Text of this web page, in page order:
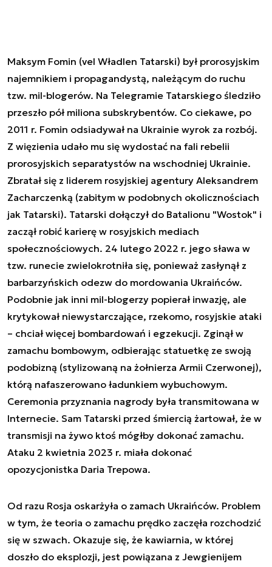
Maksym Fomin (vel Władlen Tatarski) był prorosyjskim
najemnikiem i propagandystą, należącym do ruchu
tzw. mil-blogerów. Na Telegramie Tatarskiego śledziło
przeszło pół miliona subskrybentów. Co ciekawe, po
2011 r. Fomin odsiadywał na Ukrainie wyrok za rozbój.
Z więzienia udało mu się wydostać na fali rebelii
prorosyjskich separatystów na wschodniej Ukrainie.
Zbratał się z liderem rosyjskiej agentury Aleksandrem
Zacharczenką (zabitym w podobnych okolicznościach
jak Tatarski). Tatarski dołączył do Batalionu "Wostok" i
zaczął robić karierę w rosyjskich mediach
społecznościowych. 24 lutego 2022 r. jego sława w
tzw. runecie zwielokrotniła się, ponieważ zasłynął z
barbarzyńskich odezw do mordowania Ukraińców.
Podobnie jak inni mil-blogerzy popierał inwazję, ale
krytykował niewystarczające, rzekomo, rosyjskie ataki
– chciał więcej bombardowań i egzekucji. Zginął w
zamachu bombowym, odbierając statuetkę ze swoją
podobizną (stylizowaną na żołnierza Armii Czerwonej),
którą nafaszerowano ładunkiem wybuchowym.
Ceremonia przyznania nagrody była transmitowana w
Internecie. Sam Tatarski przed śmiercią żartował, że w
transmisji na żywo ktoś mógłby dokonać zamachu.
Ataku 2 kwietnia 2023 r. miała dokonać
opozycjonistka Daria Trepowa.
Od razu Rosja oskarżyła o zamach Ukraińców. Problem
w tym, że teoria o zamachu prędko zaczęła rozchodzić
się w szwach. Okazuje się, że kawiarnia, w której
doszło do eksplozji, jest powiązana z Jewgienijem